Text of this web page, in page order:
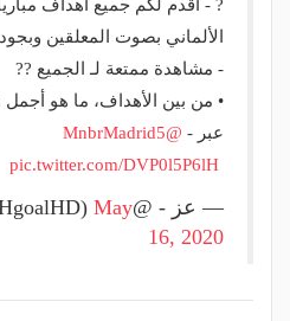
? - أقدم لكم جميع أهداف
الألماني بصوت المعلقين
- مشاهدة ممتعة لـ الجميع ??
• من بين الأهداف، ما هو
عبر - @MnbrMadrid5
pic.twitter.com/DVP0l5P6lH
— عز - @MnbrMadrid5 (@OHgoalHD)May
16, 2020